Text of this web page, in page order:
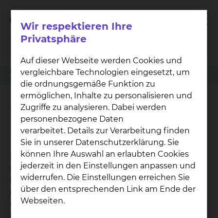
Klinikwegweiser
Neonatologie & Pädiatrische Intensivmedizin
Mitaufnahme eines Elternteils
Mitaufnahme eines
Elternteils
Eltern, deren Kinder längere Zeit in unserer
stationären Betreuung bleiben müssen, können
bei uns mit aufgenommen werden. Damit Sie in
der Nähe Ihres Kindes sein können, gibt es in
unmittelbarer Nähe zur Intensivstation
Wir respektieren Ihre
Privatsphäre
Auf dieser Webseite werden Cookies und
vergleichbare Technologien eingesetzt, um
die ordnungsgemäße Funktion zu
ermöglichen, Inhalte zu personalisieren und
Zugriffe zu analysieren. Dabei werden
personenbezogene Daten
verarbeitet. Details zur Verarbeitung finden
Sie in unserer Datenschutzerklärung. Sie
können Ihre Auswahl an erlaubten Cookies
jederzeit in den Einstellungen anpassen und
widerrufen. Die Einstellungen erreichen Sie
über den entsprechenden Link am Ende der
Webseiten.